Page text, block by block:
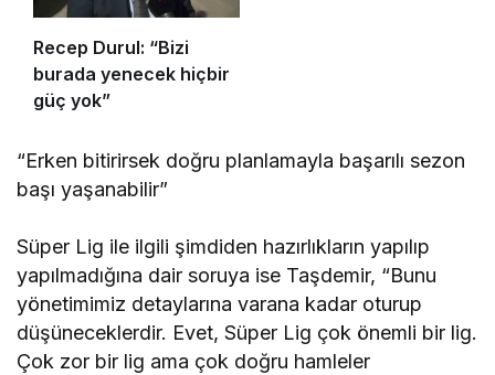
Recep Durul: “Bizi
burada yenecek hiçbir
güç yok”
“Erken bitirirsek doğru planlamayla başarılı sezon
başı yaşanabilir”
Süper Lig ile ilgili şimdiden hazırlıkların yapılıp
yapılmadığına dair soruya ise Taşdemir, “Bunu
yönetimimiz detaylarına varana kadar oturup
düşüneceklerdir. Evet, Süper Lig çok önemli bir lig.
Çok zor bir lig ama çok doğru hamleler